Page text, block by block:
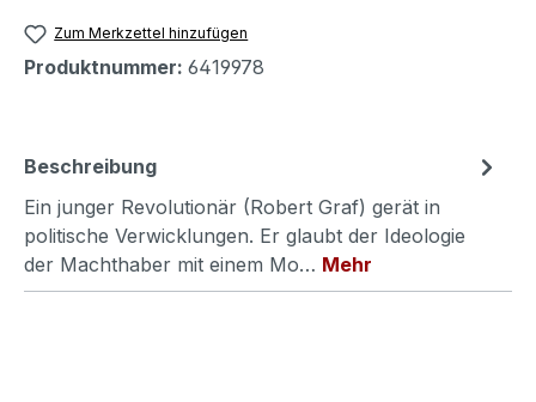
Zum Merkzettel hinzufügen
Produktnummer: 6419978
Beschreibung
Ein junger Revolutionär (Robert Graf) gerät in
politische Verwicklungen. Er glaubt der Ideologie
der Machthaber mit einem Mo… Mehr